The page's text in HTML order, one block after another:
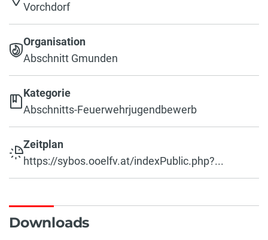
Vorchdorf
Organisation
Abschnitt Gmunden
Kategorie
Abschnitts-Feuerwehrjugendbewerb
Zeitplan
https://sybos.ooelfv.at/indexPublic.php?...
Downloads